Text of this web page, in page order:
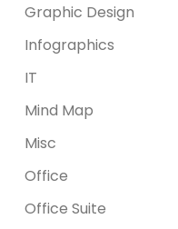
Graphic Design
Infographics
IT
Mind Map
Misc
Office
Office Suite